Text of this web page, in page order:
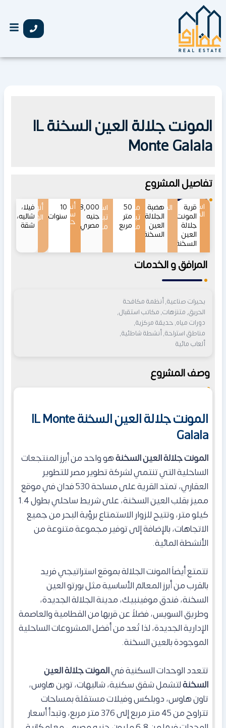
تخطي
إلى
المونت جلالة العين السخنة IL
Monte Galala
تفاصيل المشروع
اسم
المشروع
قرية
المونت
جلالة
العين
السخنة
الموقع
هضبة
الجلالة،
العين
السخنة
مساحات
تبدأ
من
50
متر
مربع
اسعار
تبدأ
من
6,868,000
جنيه
مصري
أنظمة
سداد
حتى
10
سنوات
أنواع
الوحدات
فيلا،
شاليه،
شقة
المرافق و الخدمات
بحيرات صناعية, أنظمة مكافحة
الحريق, متنزهات, مكاتب استقبال,
دورات مياه, حديقة مركزية,
مناطق استراحة, أنشطة شاطئية,
ألعاب مائية
وصف المشروع
المونت جلالة العين السخنة IL Monte
Galala
المونت جلالة العين السخنةهو واحد من أبرز المنتجعات
الساحلية التي تنتمي لشركة تطوير مصر للتطوير
العقاري، تمتد القرية على مساحة 530 فدان في موقع
مميز بقلب العين السخنة، على شريط ساحلي بطول 1.4
كيلو متر، وتتيح للزوار الاستمتاع برؤية البحر من جميع
الاتجاهات، بالإضافة إلى توفير مجموعة متنوعة من
الأنشطة المائية.
تتمتع أيضاً المونت الجلالة بموقع استراتيجي فريد
بالقرب من أبرز المعالم الأساسية مثل بورتو العين
السخنة، فندق موفينبيك، مدينة الجلالة الجديدة،
وطريق السويس، فضلاً عن قربها من القطامية والعاصمة
الإدارية الجديدة،لذا تُعد من أفضل المشروعات الساحلية
الموجودة بالعين السخنة.
تتعدد الوحدات السكنية فيالمونت جلالة العين
السخنةلتشمل شقق سكنية، شاليهات، توين هاوس،
تاون هاوس، دوبلكس وفيلات مستقلة بمساحات
تتراوح من 45 متر مربع إلى 376 متر مربع، وتبدأ أسعار